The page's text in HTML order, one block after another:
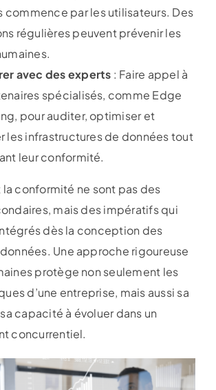
commence par les utilisateurs. Des
régulières peuvent prévenir les
avec des experts : Faire appel à
spécialisés, comme Edge
pour auditer, optimiser et
les infrastructures de données tout
leur conformité.
la conformité ne sont pas des
mais des impératifs qui
dès la conception des
Une approche rigoureuse
protège non seulement les
d’une entreprise, mais aussi sa
capacité à évoluer dans un
concurrentiel.